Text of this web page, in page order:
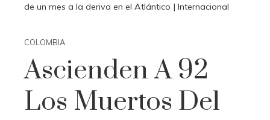
de un mes a la deriva en el Atlántico | Internacional
COLOMBIA
Ascienden A 92
Los Muertos Del